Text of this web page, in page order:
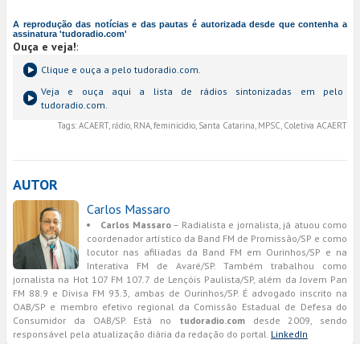
A reprodução das notícias e das pautas é autorizada desde que contenha a
assinatura 'tudoradio.com'
Ouça e veja!:
Clique e ouça a pelo tudoradio.com.
Veja e ouça aqui a lista de rádios sintonizadas em pelo
tudoradio.com.
Tags: ACAERT, rádio, RNA, feminicídio, Santa Catarina, MPSC, Coletiva ACAERT
AUTOR
Carlos Massaro
Carlos Massaro– Radialista e jornalista, já atuou como
coordenador artístico da Band FM de Promissão/SP e como
locutor nas afiliadas da Band FM em Ourinhos/SP e na
Interativa FM de Avaré/SP. Também trabalhou como
jornalista na Hot 107 FM 107.7 de Lençóis Paulista/SP, além da Jovem Pan
FM 88.9 e Divisa FM 93.3, ambas de Ourinhos/SP. É advogado inscrito na
OAB/SP e membro efetivo regional da Comissão Estadual de Defesa do
Consumidor da OAB/SP. Está no tudoradio.comdesde 2009, sendo
responsável pela atualização diária da redação do portal. LinkedIn